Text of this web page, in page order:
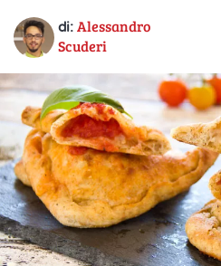
di: Alessandro
Scuderi